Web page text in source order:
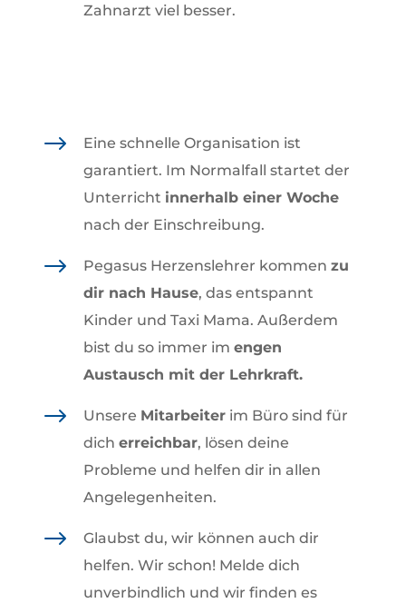
Zahnarzt viel besser.
$
Eine schnelle Organisation ist
garantiert. Im Normalfall startet der
Unterricht innerhalb einer Woche
nach der Einschreibung.
$ Pegasus Herzenslehrer kommen zu
dir nach Hause, das entspannt
Kinder und Taxi Mama. Außerdem
bist du so immer im engen
Austausch mit der Lehrkraft.
$ Unsere Mitarbeiterim Büro sind für
dich erreichbar, lösen deine
Probleme und helfen dir in allen
Angelegenheiten.
$
Glaubst du, wir können auch dir
helfen. Wir schon! Melde dich
unverbindlich und wir finden es